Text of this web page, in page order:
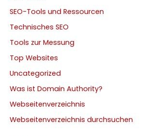
SEO-Tools und Ressourcen
Technisches SEO
Tools zur Messung
Top Websites
Uncategorized
Was ist Domain Authority?
Webseitenverzeichnis
Webseitenverzeichnis durchsuchen